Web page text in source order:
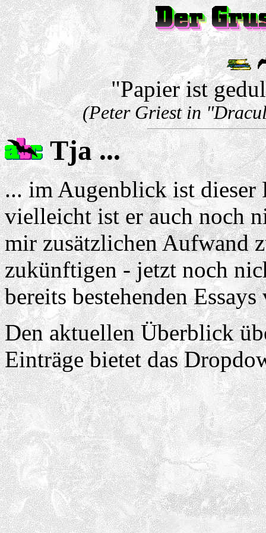
"Papier ist
(Peter Griest in
Tja ...
... im Augenblick ist
vielleicht ist er auch noch
mir zusätzlichen Aufwand
zukünftigen - jetzt noch
bereits bestehenden
Den aktuellen Überblick
Einträge bietet das